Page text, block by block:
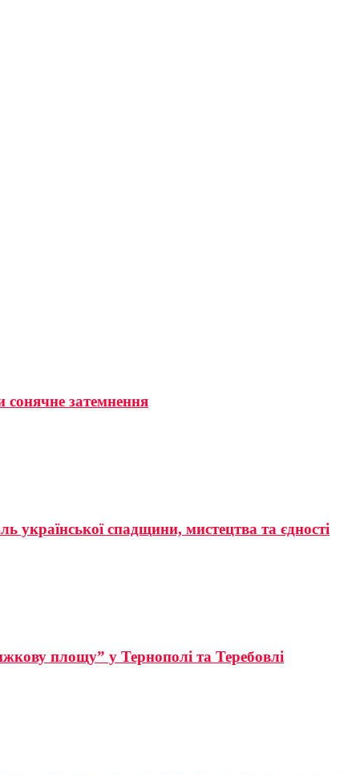
сонячне затемнення
української спадщини, мистецтва та єдності
площу” у Тернополі та Теребовлі